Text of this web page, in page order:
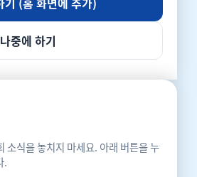
나중에 하기
소식을 놓치지 마세요. 아래 버튼을 누
.